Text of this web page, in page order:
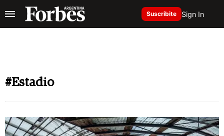
Suscribite Sign In
#Estadio